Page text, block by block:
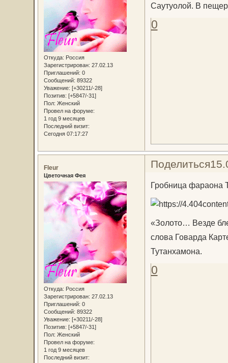
Откуда: Россия
Зарегистрирован: 27.02.13
Приглашений: 0
Сообщений: 89322
Уважение: [+30211/-28]
Позитив: [+5847/-31]
Пол: Женский
Провел на форуме:
1 год 9 месяцев
Последний визит:
Сегодня 07:17:27
Саутуолой. В
0
Поделиться
Fleur
Цветочная Фея
Откуда: Россия
Зарегистрирован: 27.02.13
Приглашений: 0
Сообщений: 89322
Уважение: [+30211/-28]
Позитив: [+5847/-31]
Пол: Женский
Провел на форуме:
1 год 9 месяцев
Последний визит:
Гробница фараона
«Золото… Везде
слова Говарда
Тутанхамона.
0